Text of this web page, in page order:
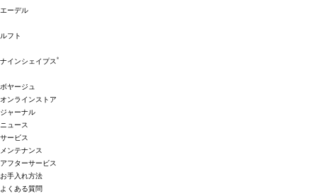
エーデル
ルフト
ナインシェイプス®
ボヤージュ
オンラインストア
ジャーナル
ニュース
サービス
メンテナンス
アフターサービス
お手入れ方法
よくある質問